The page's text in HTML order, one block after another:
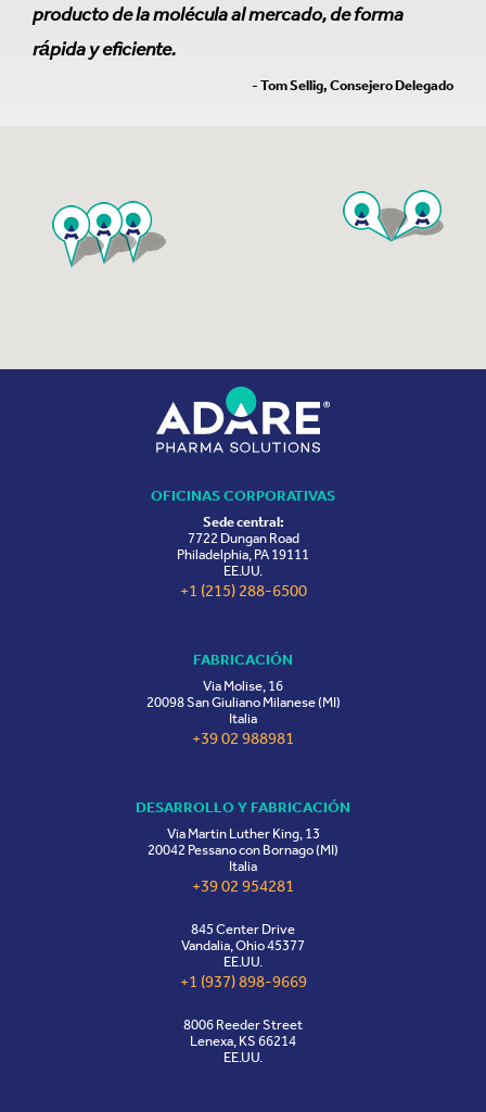
producto de la molécula al mercado, de forma
rápida y eficiente.
- Tom Sellig, Consejero Delegado
OFICINAS CORPORATIVAS
Sede central:
7722 Dungan Road
Philadelphia, PA 19111
EE.UU.
+1 (215) 288-6500
FABRICACIÓN
Via Molise, 16
20098 San Giuliano Milanese (MI)
Italia
+39 02 988981
DESARROLLO Y FABRICACIÓN
Via Martin Luther King, 13
20042 Pessano con Bornago (MI)
Italia
+39 02 954281
845 Center Drive
Vandalia, Ohio 45377
EE.UU.
+1 (937) 898-9669
8006 Reeder Street
Lenexa, KS 66214
EE.UU.